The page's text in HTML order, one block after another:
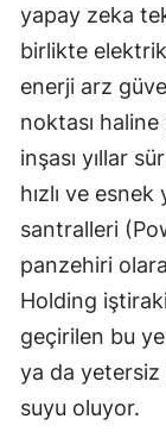
yapay zeka
birlikte
enerji arz
noktası
inşası yıllar
hızlı ve
santralleri
panzehiri
Holding
geçirilen bu
ya da
suyu oluyor.